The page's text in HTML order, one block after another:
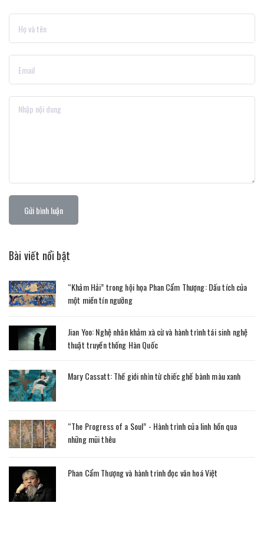
Gửi bình luận
Bài viết nổi bật
“Khảm Hải” trong hội họa Phan Cẩm Thượng: Dấu tích của
một miền tín ngưỡng
Jian Yoo: Nghệ nhân khảm xà cừ và hành trình tái sinh nghệ
thuật truyền thống Hàn Quốc
Mary Cassatt: Thế giới nhìn từ chiếc ghế bành màu xanh
“The Progress of a Soul” - Hành trình của linh hồn qua
những mũi thêu
Phan Cẩm Thượng và hành trình đọc văn hoá Việt